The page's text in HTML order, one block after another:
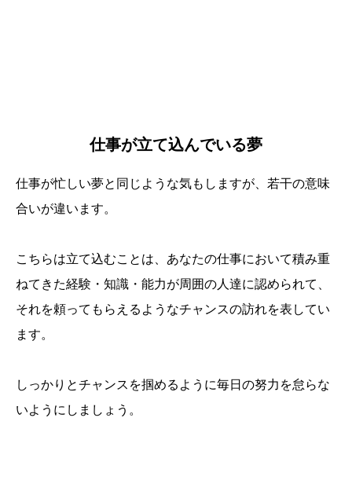
仕事が立て込んでいる夢
仕事が忙しい夢と同じような気もしますが、若干の意味
合いが違います。
こちらは立て込むことは、あなたの仕事において積み重
ねてきた経験・知識・能力が周囲の人達に認められて、
それを頼ってもらえるようなチャンスの訪れを表してい
ます。
しっかりとチャンスを掴めるように毎日の努力を怠らな
いようにしましょう。